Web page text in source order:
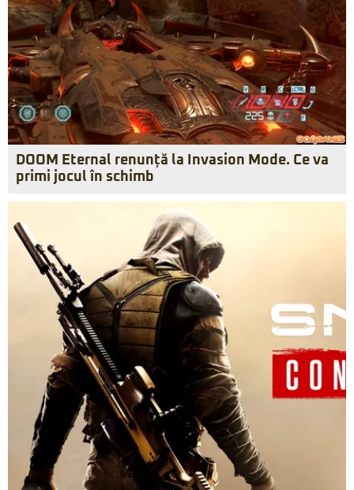
DOOM Eternal renunță la Invasion Mode. Ce va
primi jocul în schimb